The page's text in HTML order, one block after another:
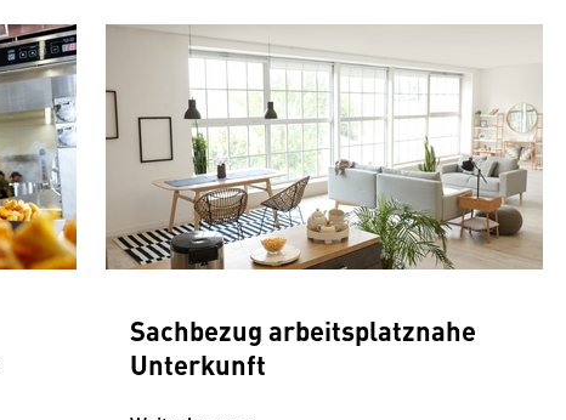
Sachbezug arbeitsplatznahe
Unterkunft